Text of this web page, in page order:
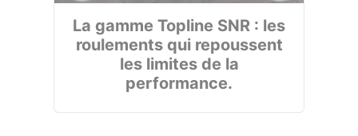
La gamme Topline SNR : les
roulements qui repoussent
les limites de la
performance.